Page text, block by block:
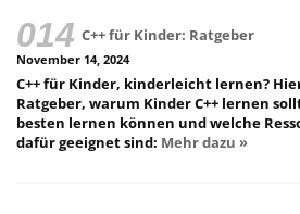
C++ für Kinder: Ratgeber
November 14, 2024
C++ für Kinder, kinderleicht lernen?
Ratgeber, warum Kinder C++ lernen
besten lernen können und welche
dafür geeignet sind: Mehr dazu »